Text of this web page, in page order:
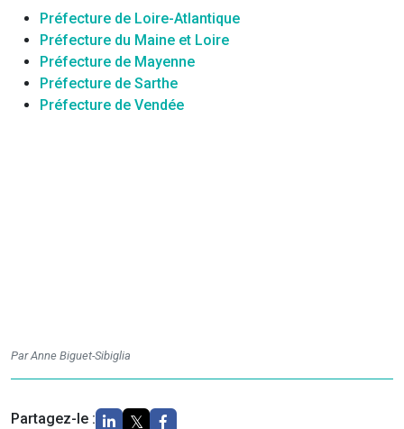
Préfecture de Loire-Atlantique
Préfecture du Maine et Loire
Préfecture de Mayenne
Préfecture de Sarthe
Préfecture de Vendée
Par Anne Biguet-Sibiglia
Partagez-le :